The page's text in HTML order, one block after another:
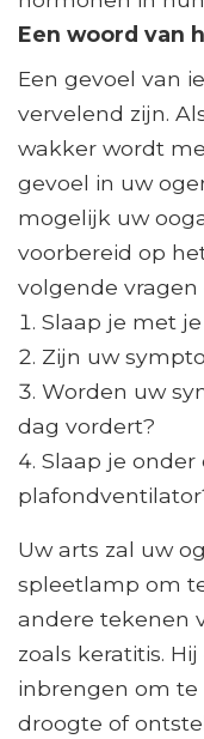
Een woord van
Een gevoel van
vervelend zijn.
wakker wordt
gevoel in uw
mogelijk uw
voorbereid op
volgende
Slaap je met
Zijn uw
Worden uw
dag vordert?
Slaap je
Uw arts zal uw
spleetlamp om
andere tekenen
zoals keratitis.
inbrengen om te
droogte of